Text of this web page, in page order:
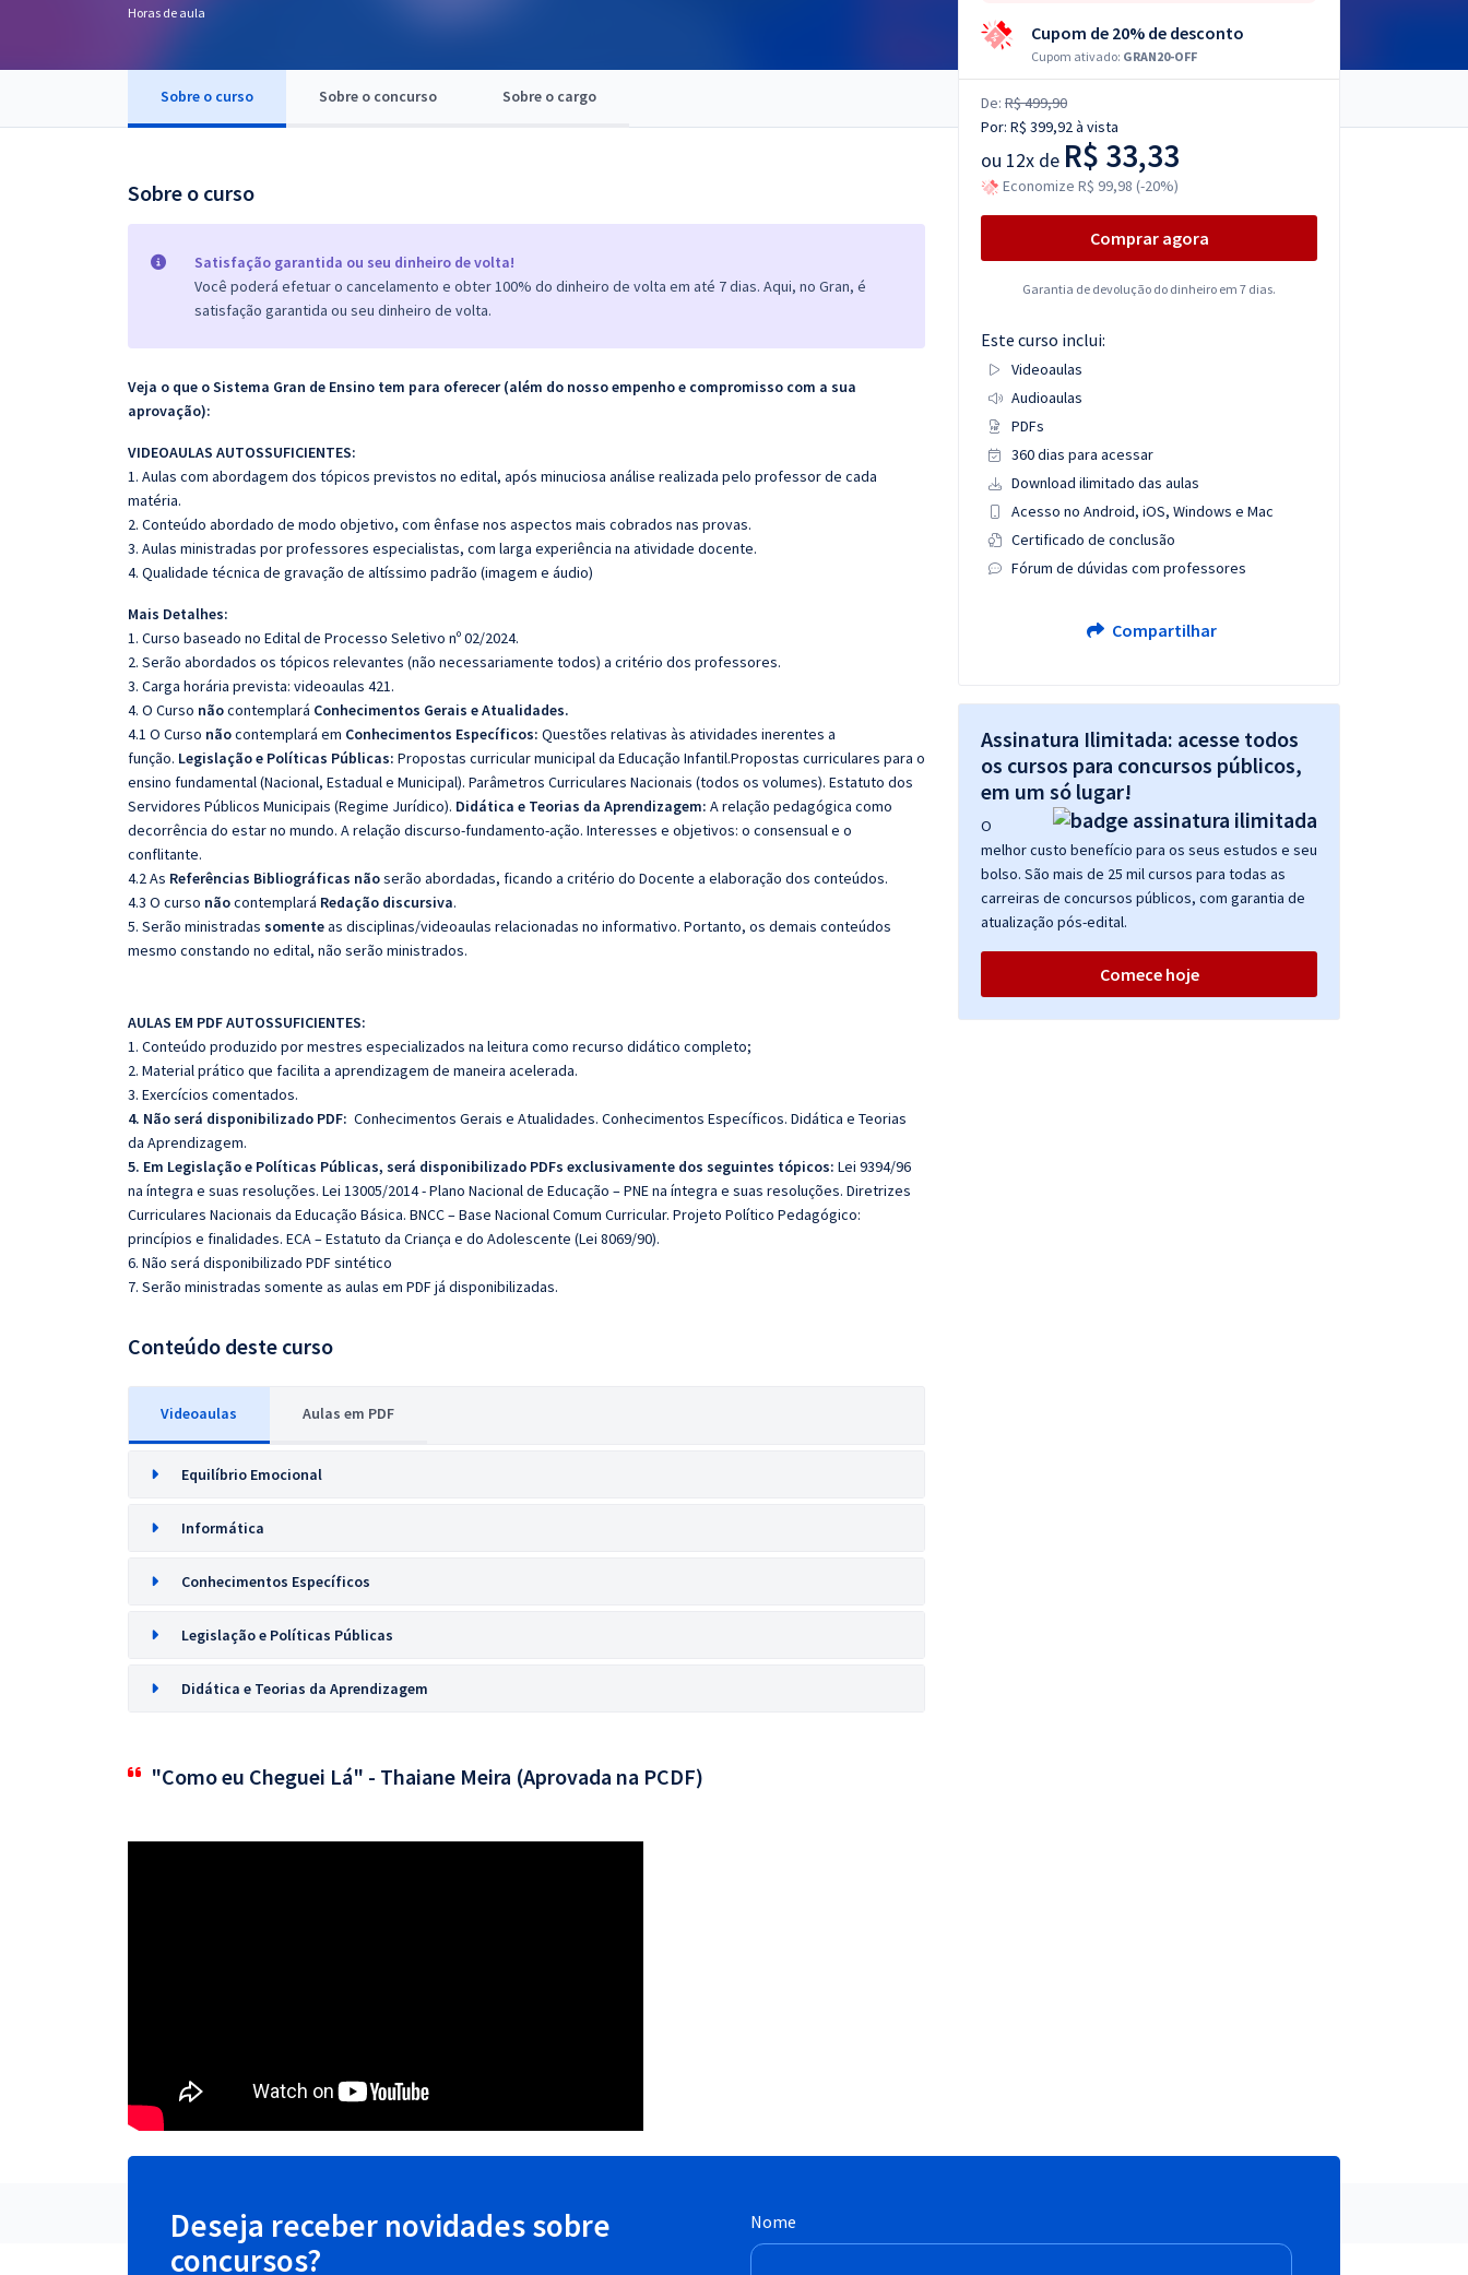
OAB
Questões grátis
Conteúdo gratuito
Horas de aula
Sobre o curso Sobre o concurso Sobre o cargo
Sobre o curso
Satisfação garantida ou seu dinheiro de volta!
Você poderá efetuar o cancelamento e obter 100% do dinheiro de volta em até 7 dias. Aqui, no Gran, é
satisfação garantida ou seu dinheiro de volta.
Veja o que o Sistema Gran de Ensino tem para oferecer (além do nosso empenho e compromisso com a sua
aprovação):
VIDEOAULAS AUTOSSUFICIENTES:
1. Aulas com abordagem dos tópicos previstos no edital, após minuciosa análise realizada pelo professor de cada
matéria.
2. Conteúdo abordado de modo objetivo, com ênfase nos aspectos mais cobrados nas provas.
3. Aulas ministradas por professores especialistas, com larga experiência na atividade docente.
4. Qualidade técnica de gravação de altíssimo padrão (imagem e áudio)
Mais Detalhes:
1. Curso baseado no Edital de Processo Seletivo nº 02/2024.
2. Serão abordados os tópicos relevantes (não necessariamente todos) a critério dos professores.
3. Carga horária prevista: videoaulas 421.
4. O Curso nãocontemplará Conhecimentos Gerais e Atualidades.
4.1 O Curso nãocontemplará em Conhecimentos Específicos: Questões relativas às atividades inerentes a
função. Legislação e Políticas Públicas: Propostas curricular municipal da Educação Infantil.Propostas curriculares para o
ensino fundamental (Nacional, Estadual e Municipal). Parâmetros Curriculares Nacionais (todos os volumes). Estatuto dos
Servidores Públicos Municipais (Regime Jurídico). Didática e Teorias da Aprendizagem: A relação pedagógica como
decorrência do estar no mundo. A relação discurso-fundamento-ação. Interesses e objetivos: o consensual e o
conflitante.
4.2 As Referências Bibliográficas nãoserão abordadas, ficando a critério do Docente a elaboração dos conteúdos.
4.3 O curso nãocontemplará Redação discursiva.
5. Serão ministradas somenteas disciplinas/videoaulas relacionadas no informativo. Portanto, os demais conteúdos
mesmo constando no edital, não serão ministrados.
AULAS EM PDF AUTOSSUFICIENTES:
1. Conteúdo produzido por mestres especializados na leitura como recurso didático completo;
2. Material prático que facilita a aprendizagem de maneira acelerada.
3. Exercícios comentados.
4. Não será disponibilizado PDF: Conhecimentos Gerais e Atualidades. Conhecimentos Específicos. Didática e Teorias
da Aprendizagem.
5. Em Legislação e Políticas Públicas, será disponibilizado PDFs exclusivamente dos seguintes tópicos: Lei 9394/96
na íntegra e suas resoluções. Lei 13005/2014 - Plano Nacional de Educação – PNE na íntegra e suas resoluções. Diretrizes
Curriculares Nacionais da Educação Básica. BNCC – Base Nacional Comum Curricular. Projeto Político Pedagógico:
princípios e finalidades. ECA – Estatuto da Criança e do Adolescente (Lei 8069/90).
6. Não será disponibilizado PDF sintético
7. Serão ministradas somente as aulas em PDF já disponibilizadas.
Conteúdo deste curso
Videoaulas Aulas em PDF
Equilíbrio Emocional
Informática
Conhecimentos Específicos
Legislação e Políticas Públicas
Didática e Teorias da Aprendizagem
"Como eu Cheguei Lá" - Thaiane Meira (Aprovada na PCDF)
Cupom de 20% de desconto
Cupom ativado: GRAN20-OFF
De: R$ 499,90
Por: R$ 399,92à vista
ou 12x de R$ 33,33
Economize R$ 99,98 (-20%)
Comprar agora
Garantia de devolução do dinheiro em 7 dias.
Este curso inclui:
Videoaulas
Audioaulas
PDFs
360 dias para acessar
Download ilimitado das aulas
Acesso no Android, iOS, Windows e Mac
Certificado de conclusão
Fórum de dúvidas com professores
Compartilhar
Assinatura Ilimitada: acesse todos
os cursos para concursos públicos,
em um só lugar!
O
melhor custo benefício para os seus estudos e seu
bolso. São mais de 25 mil cursos para todas as
carreiras de concursos públicos, com garantia de
atualização pós-edital.
Comece hoje
Deseja receber novidades sobre
concursos?
Nome